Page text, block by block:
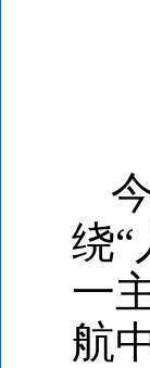
绕
一
航